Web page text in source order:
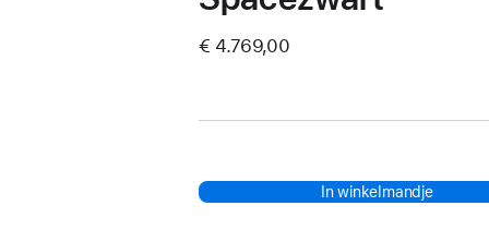
€ 4.769,00
In winkelmandje